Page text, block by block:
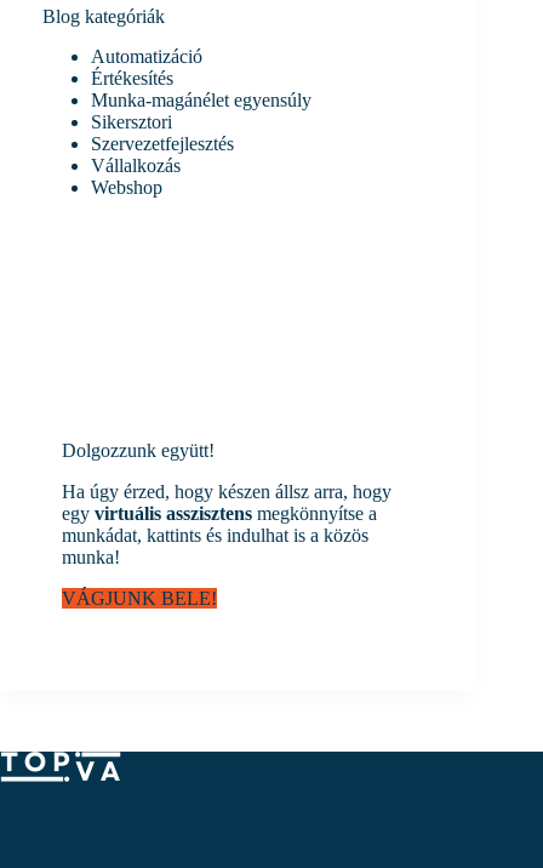
Blog kategóriák
Automatizáció
Értékesítés
Munka-magánélet egyensúly
Sikersztori
Szervezetfejlesztés
Vállalkozás
Webshop
Dolgozzunk együtt!
Ha úgy érzed, hogy készen állsz arra, hogy
egy virtuális asszisztens megkönnyítse a
munkádat, kattints és indulhat is a közös
munka!
VÁGJUNK BELE!